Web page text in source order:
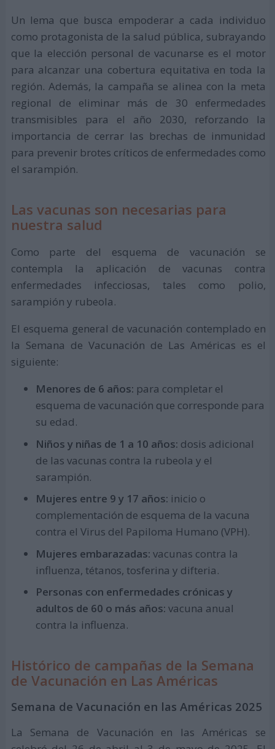
Un lema que busca empoderar a cada individuo
como protagonista de la salud pública, subrayando
que la elección personal de vacunarse es el motor
para alcanzar una cobertura equitativa en toda la
región. Además, la campaña se alinea con la meta
regional de eliminar más de 30 enfermedades
transmisibles para el año 2030, reforzando la
importancia de cerrar las brechas de inmunidad
para prevenir brotes críticos de enfermedades como
el sarampión.
Las vacunas son necesarias para
nuestra salud
Como parte del esquema de vacunación se
contempla la aplicación de vacunas contra
enfermedades infecciosas, tales como polio,
sarampión y rubeola.
El esquema general de vacunación contemplado en
la Semana de Vacunación de Las Américas es el
siguiente:
Menores de 6 años: para completar el
esquema de vacunación que corresponde para
su edad.
Niños y niñas de 1 a 10 años: dosis adicional
de las vacunas contra la rubeola y el
sarampión.
Mujeres entre 9 y 17 años: inicio o
complementación de esquema de la vacuna
contra el Virus del Papiloma Humano (VPH).
Mujeres embarazadas: vacunas contra la
influenza, tétanos, tosferina y difteria.
Personas con enfermedades crónicas y
adultos de 60 o más años: vacuna anual
contra la influenza.
Histórico de campañas de la Semana
de Vacunación en Las Américas
Semana de Vacunación en las Américas 2025
La Semana de Vacunación en las Américas se